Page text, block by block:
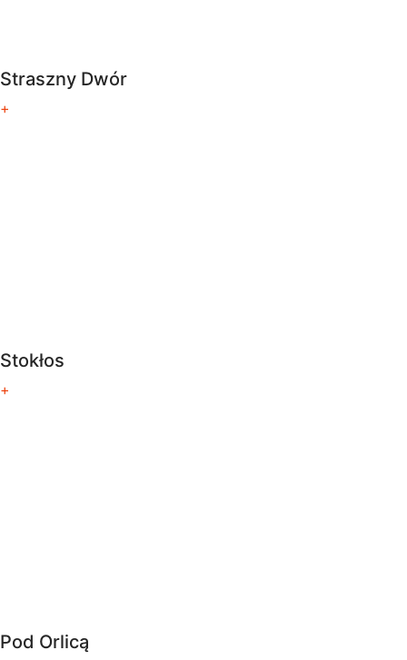
Straszny Dwór
+
Stokłos
+
Pod Orlicą